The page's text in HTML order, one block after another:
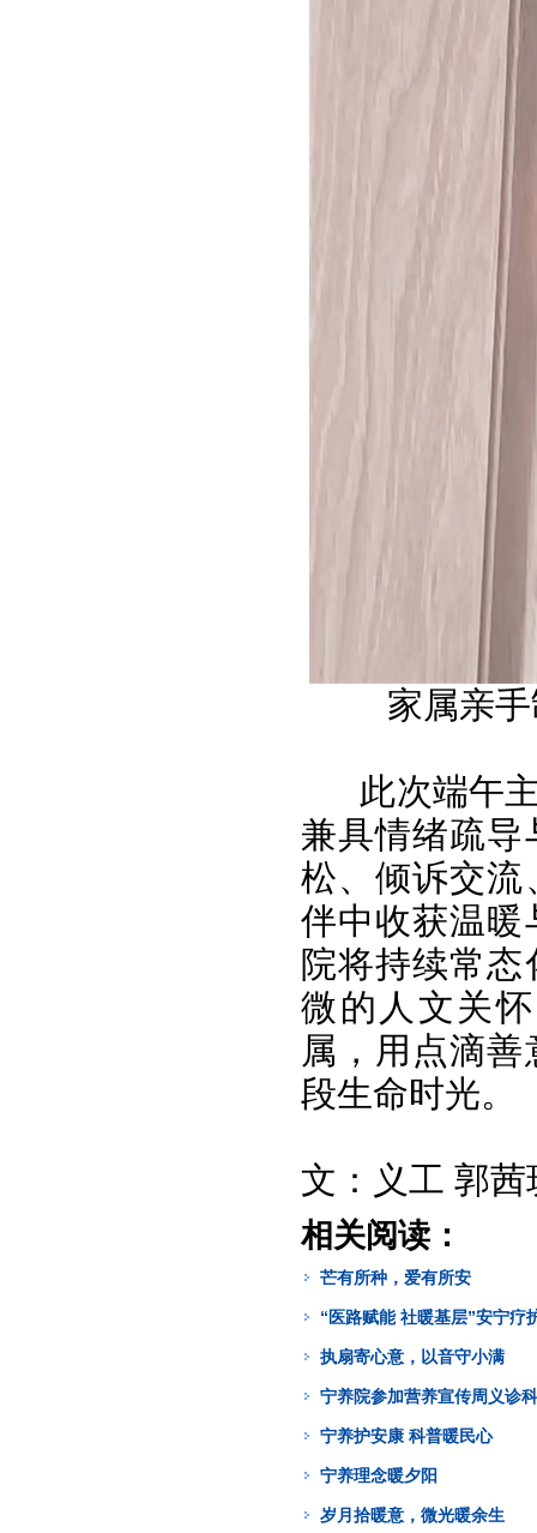
家属亲
此次端午
兼具情绪疏
松、倾诉交流
伴中收获温暖
院将持续常
微的人文关
属，用点滴
段生命时光。
文：义工 郭
相关阅读：
芒有所种，爱有所安
“医路赋能 社暖基层”安宁疗
执扇寄心意，以音守小满
宁养院参加营养宣传周义诊
宁养护安康 科普暖民心
宁养理念暖夕阳
岁月拾暖意，微光暖余生